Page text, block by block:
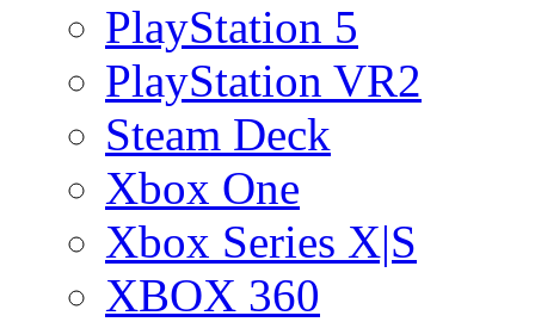
PlayStation 5
PlayStation VR2
Steam Deck
Xbox One
Xbox Series X|S
XBOX 360